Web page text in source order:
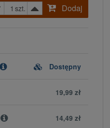
szt.
Dodaj
Dostępny
19,99 zł
14,49 zł